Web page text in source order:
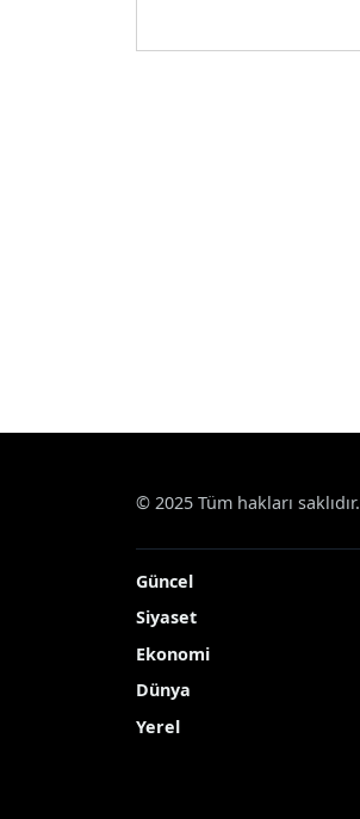
© 2025 Tüm hakları saklıdır.
Güncel
Siyaset
Ekonomi
Dünya
Yerel